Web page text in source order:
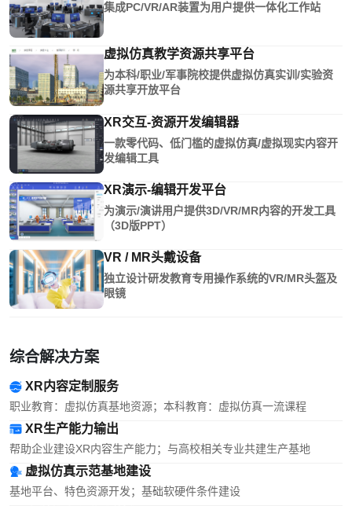
集成PC/VR/AR装置为用户提供一体化工作站
虚拟仿真教学资源共享平台
为本科/职业/军事院校提供虚拟仿真实训/实验资
源共享开放平台
XR交互-资源开发编辑器
一款零代码、低门槛的虚拟仿真/虚拟现实内容开
发编辑工具
XR演示-编辑开发平台
为演示/演讲用户提供3D/VR/MR内容的开发工具
（3D版PPT）
VR / MR头戴设备
独立设计研发教育专用操作系统的VR/MR头盔及
眼镜
综合解决方案
XR内容定制服务
职业教育：虚拟仿真基地资源；本科教育：虚拟仿真一流课程
XR生产能力输出
帮助企业建设XR内容生产能力；与高校相关专业共建生产基地
虚拟仿真示范基地建设
基地平台、特色资源开发；基础软硬件条件建设